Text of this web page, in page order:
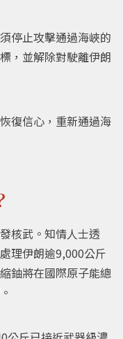
停止攻擊通過海峽的
，並解除對駛離伊朗
復信心，重新通過海
核武。知情人士透
理伊朗逾9,000公斤
鈾將在國際原子能總